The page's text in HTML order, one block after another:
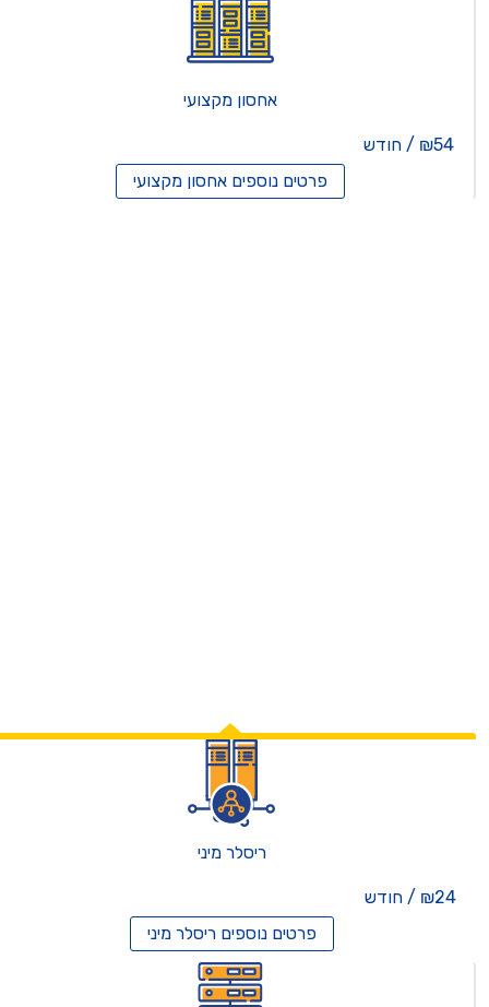
אחסון מקצועי
₪54 / חודש
פרטים נוספיםאחסון מקצועי
ריסלר מיני
₪24 / חודש
פרטים נוספיםריסלר מיני